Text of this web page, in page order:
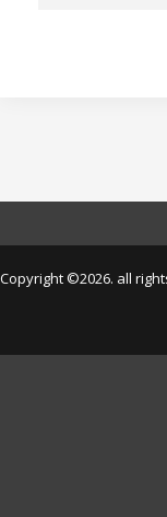
Copyright ©2026. all